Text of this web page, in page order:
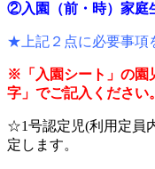
②入園（前・時）家庭
★上記２点に必要事項
※「入園シート」の園
字」でご記入ください。
☆1号認定児(利用定員
定します。